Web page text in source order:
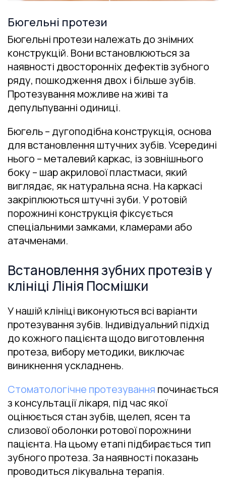
Бюгельні протези
Бюгельні протези належать до знімних
конструкцій. Вони встановлюються за
наявності двосторонніх дефектів зубного
ряду, пошкодження двох і більше зубів.
Протезування можливе на живі та
депульпуванні одиниці.
Бюгель – дугоподібна конструкція, основа
для встановлення штучних зубів. Усередині
нього – металевий каркас, із зовнішнього
боку – шар акрилової пластмаси, який
виглядає, як натуральна ясна. На каркасі
закріплюються штучні зуби. У ротовій
порожнині конструкція фіксується
спеціальними замками, кламерами або
атачменами.
Встановлення зубних протезів у
клініці Лінія Посмішки
У нашій клініці виконуються всі варіанти
протезування зубів. Індивідуальний підхід
до кожного пацієнта щодо виготовлення
протеза, вибору методики, виключає
виникнення ускладнень.
Стоматологічне протезування починається
з консультації лікаря, під час якої
оцінюється стан зубів, щелеп, ясен та
слизової оболонки ротової порожнини
пацієнта. На цьому етапі підбирається тип
зубного протеза. За наявності показань
проводиться лікувальна терапія.